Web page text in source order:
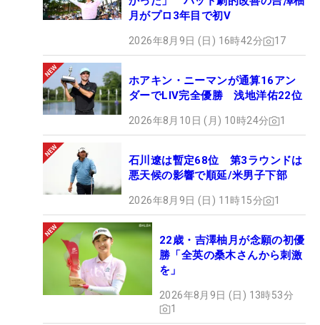
スタッツでも1位を記録している。次回は山下のパ
ッティングにも注目したい。（文・高木彩音）
月がプロ3年目で初V
2026年8月9日 (日) 16時42分 17
ホアキン・ニーマンが通算16アン
ダーでLIV完全優勝 浅地洋佑22位
2026年8月10日 (月) 10時24分 1
石川遼は暫定68位 第3ラウンドは
悪天候の影響で順延/米男子下部
2026年8月9日 (日) 11時15分 1
22歳・吉澤柚月が念願の初優
勝「全英の桑木さんから刺激
を」
2026年8月9日 (日) 13時53分
1